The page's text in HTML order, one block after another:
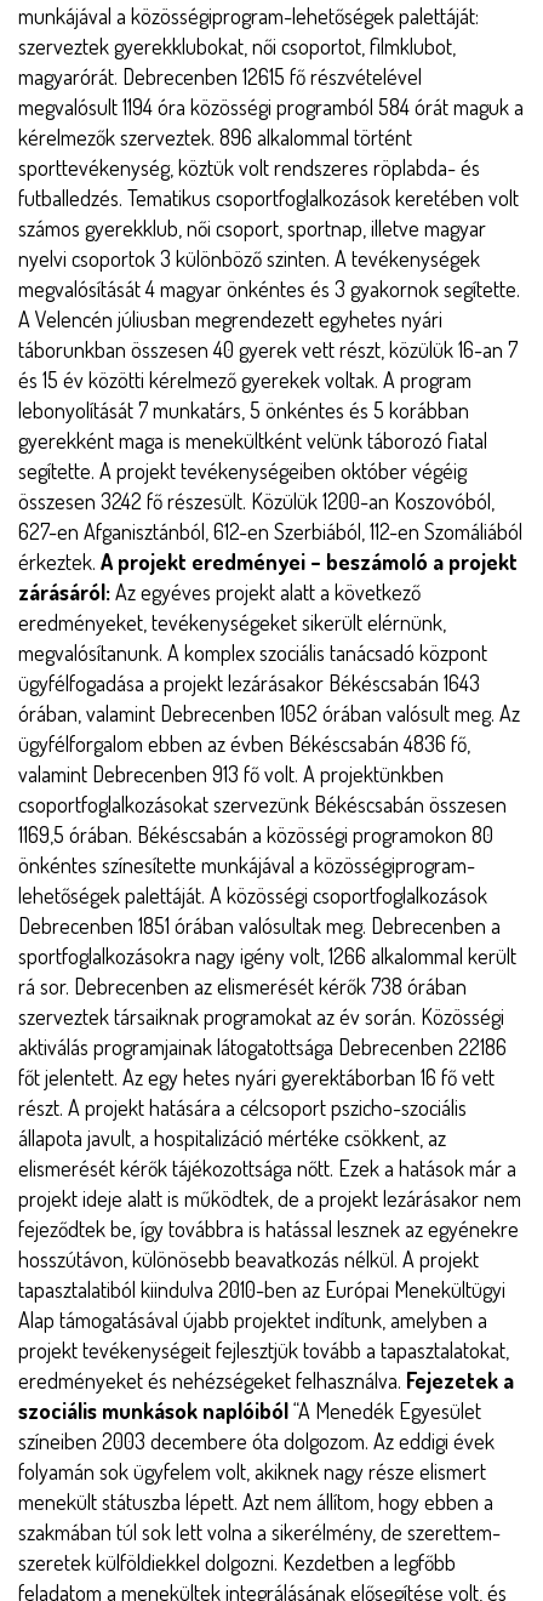
munkájával a közösségiprogram-lehetőségek palettáját:
szerveztek gyerekklubokat, női csoportot, filmklubot,
magyarórát. Debrecenben 12615 fő részvételével
megvalósult 1194 óra közösségi programból 584 órát maguk a
kérelmezők szerveztek. 896 alkalommal történt
sporttevékenység, köztük volt rendszeres röplabda- és
futballedzés. Tematikus csoportfoglalkozások keretében volt
számos gyerekklub, női csoport, sportnap, illetve magyar
nyelvi csoportok 3 különböző szinten. A tevékenységek
megvalósítását 4 magyar önkéntes és 3 gyakornok segítette.
A Velencén júliusban megrendezett egyhetes nyári
táborunkban összesen 40 gyerek vett részt, közülük 16-an 7
és 15 év közötti kérelmező gyerekek voltak. A program
lebonyolítását 7 munkatárs, 5 önkéntes és 5 korábban
gyerekként maga is menekültként velünk táborozó fiatal
segítette. A projekt tevékenységeiben október végéig
összesen 3242 fő részesült. Közülük 1200-an Koszovóból,
627-en Afganisztánból, 612-en Szerbiából, 112-en Szomáliából
érkeztek. A projekt eredményei – beszámoló a projekt
zárásáról:Az egyéves projekt alatt a következő
eredményeket, tevékenységeket sikerült elérnünk,
megvalósítanunk. A komplex szociális tanácsadó központ
ügyfélfogadása a projekt lezárásakor Békéscsabán 1643
órában, valamint Debrecenben 1052 órában valósult meg. Az
ügyfélforgalom ebben az évben Békéscsabán 4836 fő,
valamint Debrecenben 913 fő volt. A projektünkben
csoportfoglalkozásokat szervezünk Békéscsabán összesen
1169,5 órában. Békéscsabán a közösségi programokon 80
önkéntes színesítette munkájával a közösségiprogram-
lehetőségek palettáját. A közösségi csoportfoglalkozások
Debrecenben 1851 órában valósultak meg. Debrecenben a
sportfoglalkozásokra nagy igény volt, 1266 alkalommal került
rá sor. Debrecenben az elismerését kérők 738 órában
szerveztek társaiknak programokat az év során. Közösségi
aktiválás programjainak látogatottsága Debrecenben 22186
főt jelentett. Az egy hetes nyári gyerektáborban 16 fő vett
részt. A projekt hatására a célcsoport pszicho-szociális
állapota javult, a hospitalizáció mértéke csökkent, az
elismerését kérők tájékozottsága nőtt. Ezek a hatások már a
projekt ideje alatt is működtek, de a projekt lezárásakor nem
fejeződtek be, így továbbra is hatással lesznek az egyénekre
hosszútávon, különösebb beavatkozás nélkül. A projekt
tapasztalatiból kiindulva 2010-ben az Európai Menekültügyi
Alap támogatásával újabb projektet indítunk, amelyben a
projekt tevékenységeit fejlesztjük tovább a tapasztalatokat,
eredményeket és nehézségeket felhasználva. Fejezetek a
szociális munkások naplóiból“A Menedék Egyesület
színeiben 2003 decembere óta dolgozom. Az eddigi évek
folyamán sok ügyfelem volt, akiknek nagy része elismert
menekült státuszba lépett. Azt nem állítom, hogy ebben a
szakmában túl sok lett volna a sikerélmény, de szerettem-
szeretek külföldiekkel dolgozni. Kezdetben a legfőbb
feladatom a menekültek integrálásának elősegítése volt, és